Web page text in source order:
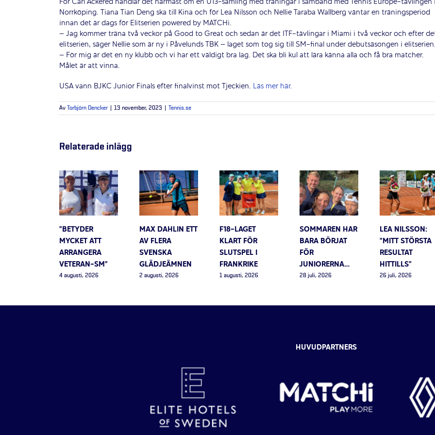
Norrköping. Tiana Tian Deng ska till Kina och för Lea Nilsson och Nellie Taraba Wallberg väntar en träningsperiod
innan det är dags för Elitserien powered by MATCHi.
– Jag kommer träna två veckor på Good to Great och sedan är det ITF-tävlingar i Miami i två veckor och efter
elitserien, säger Nellie som är ny i Påvelunds TBK – laget som tog sig till SM-final under debutsäsongen i elitserien.
– För mig är det en ny klubb och vi har ett väldigt bra lag. Det ska bli kul att lära känna alla och få bra matcher.
Målet är att vinna.
USA vann BJKC Junior Finals efter finalvinst mot Tjeckien. Läs mer här.
Av Torbjörn Dencker 13 november, 2023 Tennis.se
Relaterade inlägg
”BETYDER
MYCKET ATT
ARRANGERA
VETERAN-SM”
4 augusti, 2026
MAX DAHLIN ETT
AV FLERA
SVENSKA
GLÄDJEÄMNEN
2 augusti, 2026
F18-LAGET
KLART FÖR
SLUTSPEL I
FRANKRIKE
1 augusti, 2026
SOMMAREN HAR
BARA BÖRJAT
FÖR
JUNIORERNA…
28 juli, 2026
LEA NILSSON:
”MITT STÖRSTA
RESULTAT
HITTILLS”
26 juli, 2026
HUVUDPARTNERS